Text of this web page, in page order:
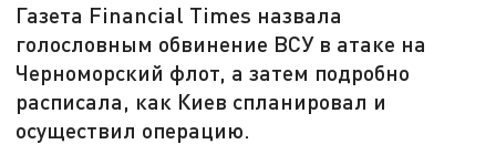
Газета Financial Times назвала
голословным обвинение ВСУ в атаке на
Черноморский флот, а затем подробно
расписала, как Киев спланировал и
осуществил операцию.